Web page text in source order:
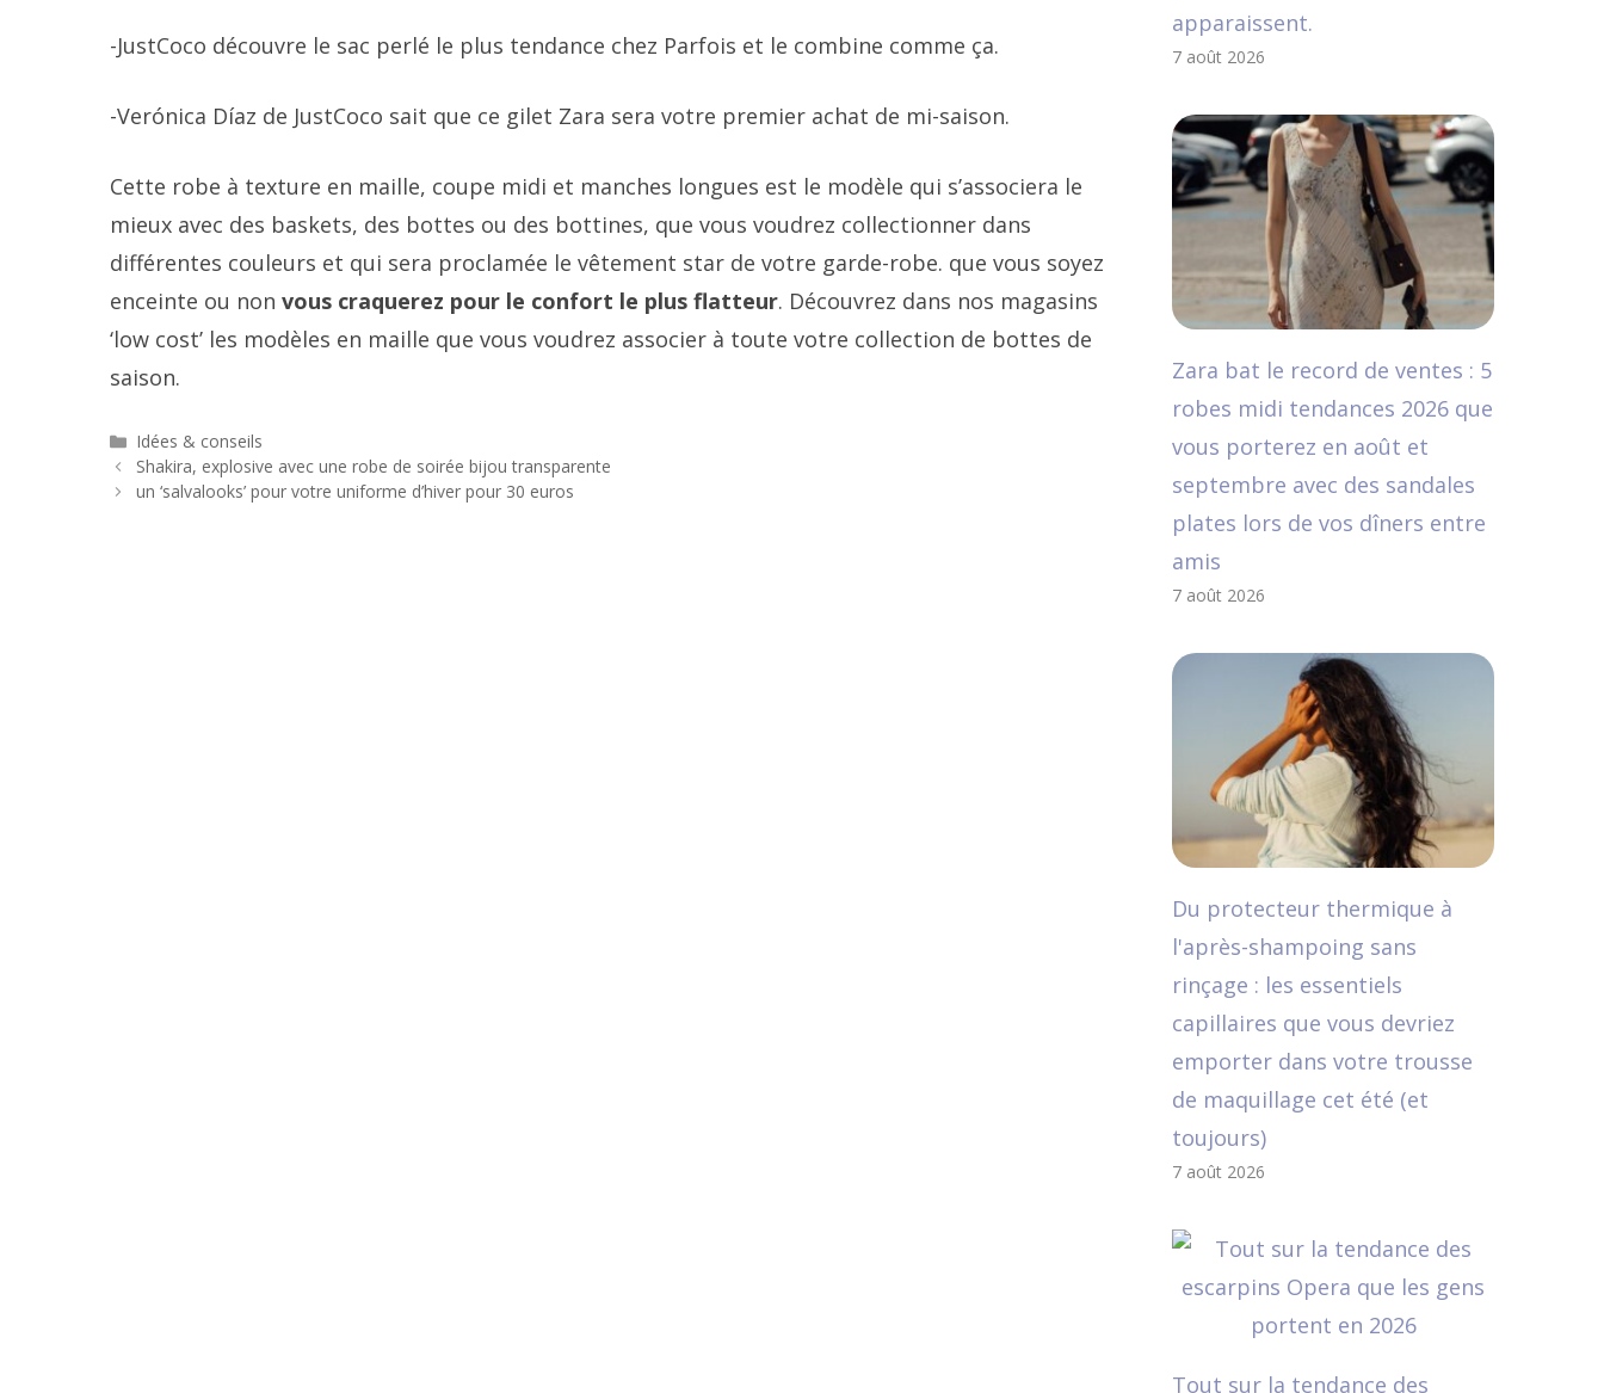
-JustCoco découvre le sac perlé le plus tendance chez Parfois et le combine comme ça.
-Verónica Díaz de JustCoco sait que ce gilet Zara sera votre premier achat de mi-saison.
Cette robe à texture en maille, coupe midi et manches longues est le modèle qui s’associera le
mieux avec des baskets, des bottes ou des bottines, que vous voudrez collectionner dans
différentes couleurs et qui sera proclamée le vêtement star de votre garde-robe. que vous soyez
enceinte ou non vous craquerez pour le confort le plus flatteur. Découvrez dans nos magasins
‘low cost’ les modèles en maille que vous voudrez associer à toute votre collection de bottes de
saison.
Catégories
Idées & conseils
Navigation
des
Shakira, explosive avec une robe de soirée bijou transparente
un ‘salvalooks’ pour votre uniforme d’hiver pour 30 euros
apparaissent.
7 août 2026
Zara bat le record de ventes : 5
robes midi tendances 2026 que
vous porterez en août et
septembre avec des sandales
plates lors de vos dîners entre
amis
7 août 2026
Du protecteur thermique à
l'après-shampoing sans
rinçage : les essentiels
capillaires que vous devriez
emporter dans votre trousse
de maquillage cet été (et
toujours)
7 août 2026
Tout sur la tendance des